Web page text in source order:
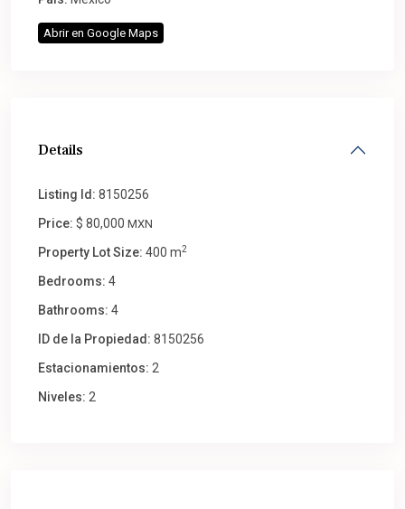
Abrir en Google Maps
Details
Listing Id: 8150256
Price: $ 80,000 MXN
Property Lot Size: 400 m2
Bedrooms: 4
Bathrooms: 4
ID de la Propiedad: 8150256
Estacionamientos: 2
Niveles: 2